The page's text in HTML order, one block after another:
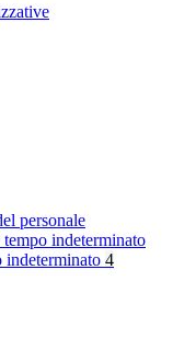
personale
tempo indeterminato
indeterminato 4